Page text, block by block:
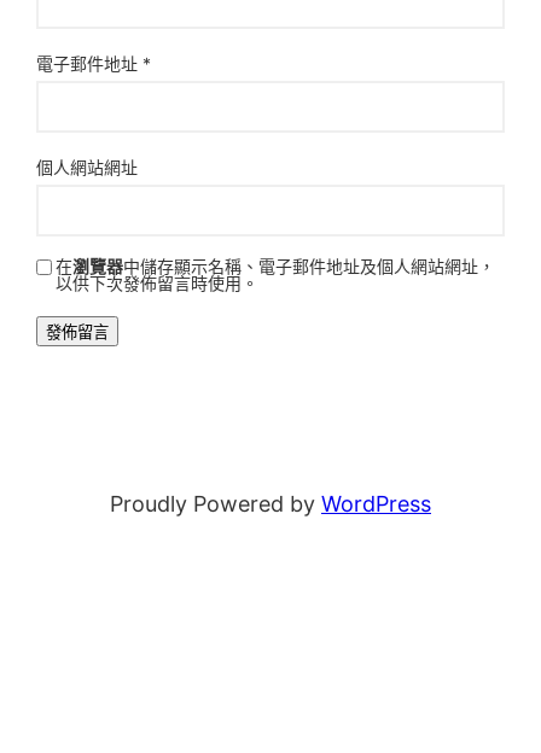
電子郵件地址 *
個人網站網址
在瀏覽器中儲存顯示名稱、電子郵件地址及個人網站網址，
以供下次發佈留言時使用。
Proudly Powered by WordPress